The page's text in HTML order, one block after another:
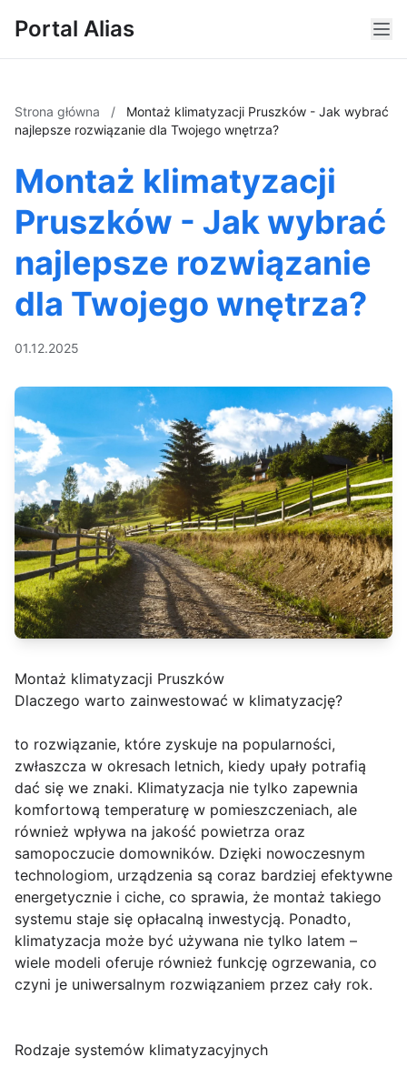
Portal Alias
Strona główna /
Montaż klimatyzacji Pruszków - Jak wybrać
najlepsze rozwiązanie dla Twojego wnętrza?
Montaż klimatyzacji
Pruszków - Jak wybrać
najlepsze rozwiązanie
dla Twojego wnętrza?
01.12.2025
Montaż klimatyzacji Pruszków
Dlaczego warto zainwestować w klimatyzację?
to rozwiązanie, które zyskuje na popularności,
zwłaszcza w okresach letnich, kiedy upały potrafią
dać się we znaki. Klimatyzacja nie tylko zapewnia
komfortową temperaturę w pomieszczeniach, ale
również wpływa na jakość powietrza oraz
samopoczucie domowników. Dzięki nowoczesnym
technologiom, urządzenia są coraz bardziej efektywne
energetycznie i ciche, co sprawia, że montaż takiego
systemu staje się opłacalną inwestycją. Ponadto,
klimatyzacja może być używana nie tylko latem –
wiele modeli oferuje również funkcję ogrzewania, co
czyni je uniwersalnym rozwiązaniem przez cały rok.
Rodzaje systemów klimatyzacyjnych